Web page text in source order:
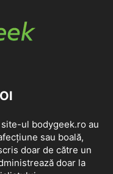
ul bodygeek.ro au
sau boală,
doar de către un
doar la